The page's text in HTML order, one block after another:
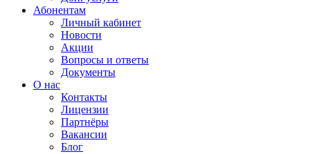
Абонентам
Личный кабинет
Новости
Акции
Вопросы и ответы
Документы
О нас
Контакты
Лицензии
Партнёры
Вакансии
Блог